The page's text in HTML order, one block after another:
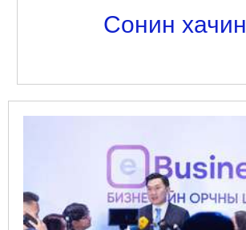
Сонин хачин